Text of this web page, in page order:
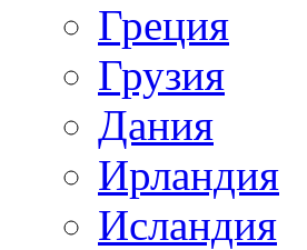
Греция
Грузия
Дания
Ирландия
Исландия